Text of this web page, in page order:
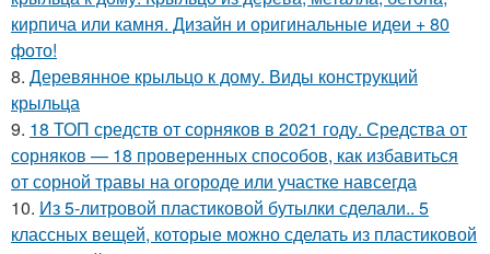
кирпича или камня. Дизайн и оригинальные идеи + 80
фото!
8. Деревянное крыльцо к дому. Виды конструкций
крыльца
9. 18 ТОП средств от сорняков в 2021 году. Средства от
сорняков — 18 проверенных способов, как избавиться
от сорной травы на огороде или участке навсегда
10. Из 5-литровой пластиковой бутылки сделали.. 5
классных вещей, которые можно сделать из пластиковой